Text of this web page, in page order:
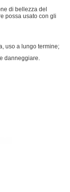
di bellezza del
possa usato con gli
uso a lungo termine;
danneggiare.